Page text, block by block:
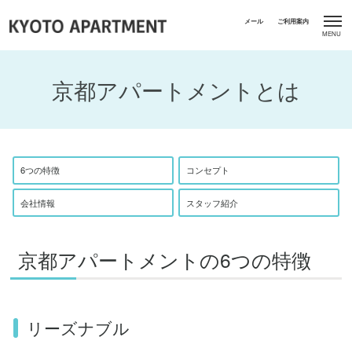
京都アパートメントとは
6つの特徴 コンセプト
会社情報 スタッフ紹介
京都アパートメントの6つの特徴
リーズナブル